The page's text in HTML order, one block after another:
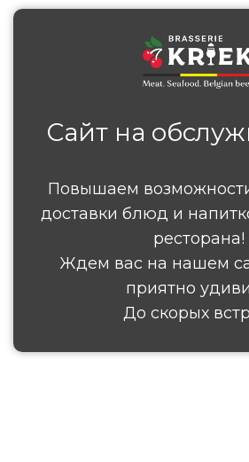
Сайт на
Повышаем
доставки блюд и
ресторана!
Ждем вас на нашем
приятно
До скорых